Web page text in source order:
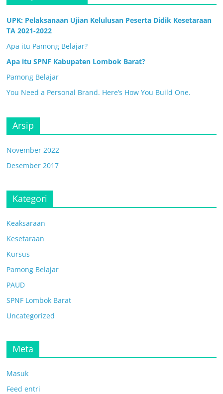
UPK: Pelaksanaan Ujian Kelulusan Peserta Didik Kesetaraan
TA 2021-2022
Apa itu Pamong Belajar?
Apa itu SPNF Kabupaten Lombok Barat?
Pamong Belajar
You Need a Personal Brand. Here’s How You Build One.
Arsip
November 2022
Desember 2017
Kategori
Keaksaraan
Kesetaraan
Kursus
Pamong Belajar
PAUD
SPNF Lombok Barat
Uncategorized
Meta
Masuk
Feed entri